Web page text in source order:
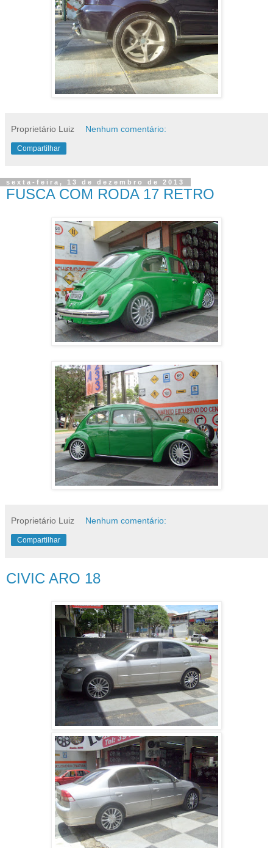
Proprietário Luiz Nenhum comentário:
Compartilhar
sexta-feira, 13 de dezembro de 2013
FUSCA COM RODA 17 RETRO
Proprietário Luiz Nenhum comentário:
Compartilhar
CIVIC ARO 18